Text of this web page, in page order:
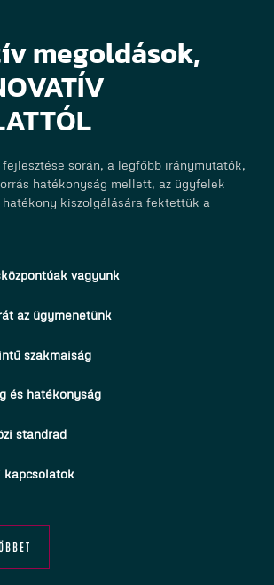
megoldások,
során, a legfőbb iránymutatók,
hatékonyság mellett, az ügyfelek
kiszolgálására fektettük a
vagyunk
az ügymenetünk
szakmaiság
és hatékonyság
standrad
kapcsolatok